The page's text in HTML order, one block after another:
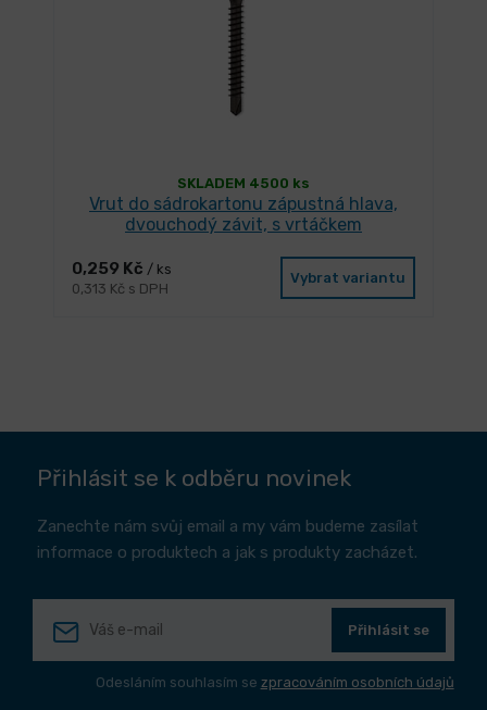
SKLADEM 4500 ks
Vrut do sádrokartonu zápustná hlava,
dvouchodý závit, s vrtáčkem
0,259 Kč / ks
0,313 Kč s DPH
Vybrat variantu
Přihlásit se k odběru novinek
Zanechte nám svůj email a my vám budeme zasílat
informace o produktech a jak s produkty zacházet.
Přihlásit se
Odesláním souhlasím se zpracováním osobních údajů